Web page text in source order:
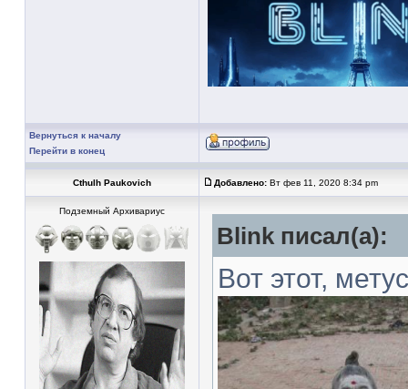
Вернуться к началу
Перейти в конец
Cthulh Paukovich Добавлено: Вт фев 11, 2020 8:34 pm
Подземный Архивариус
Blink писал(а):
Вот этот,